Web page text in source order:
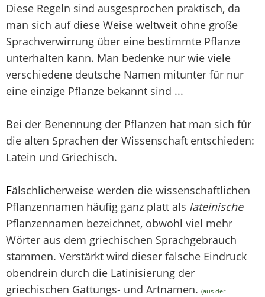
Diese Regeln sind ausgesprochen praktisch, da
man sich auf diese Weise weltweit ohne große
Sprachverwirrung über eine bestimmte Pflanze
unterhalten kann. Man bedenke nur wie viele
verschiedene deutsche Namen mitunter für nur
eine einzige Pflanze bekannt sind ...
Bei der Benennung der Pflanzen hat man sich für
die alten Sprachen der Wissenschaft entschieden:
Latein und Griechisch.
Fälschlicherweise werden die wissenschaftlichen
Pflanzennamen häufig ganz platt als lateinische
Pflanzennamen bezeichnet, obwohl viel mehr
Wörter aus dem griechischen Sprachgebrauch
stammen. Verstärkt wird dieser falsche Eindruck
obendrein durch die Latinisierung der
griechischen Gattungs- und Artnamen. (aus der